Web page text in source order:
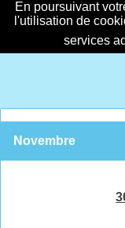
En poursuivant
l'utilisation de
services
Novembre